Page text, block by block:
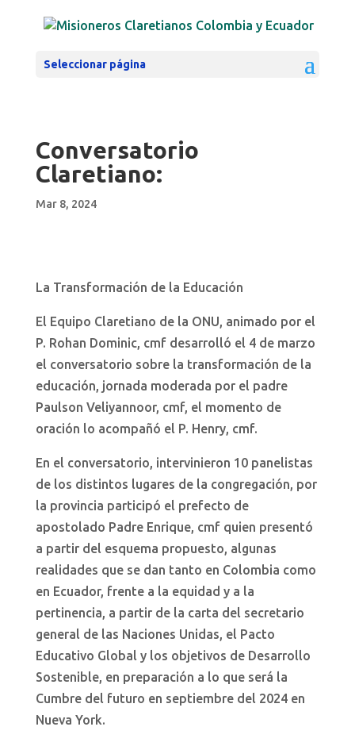
Seleccionar página
Conversatorio
Claretiano:
Mar 8, 2024
La Transformación de la Educación
El Equipo Claretiano de la ONU, animado por el
P. Rohan Dominic, cmf desarrolló el 4 de marzo
el conversatorio sobre la transformación de la
educación, jornada moderada por el padre
Paulson Veliyannoor, cmf, el momento de
oración lo acompañó el P. Henry, cmf.
En el conversatorio, intervinieron 10 panelistas
de los distintos lugares de la congregación, por
la provincia participó el prefecto de
apostolado Padre Enrique, cmf quien presentó
a partir del esquema propuesto, algunas
realidades que se dan tanto en Colombia como
en Ecuador, frente a la equidad y a la
pertinencia, a partir de la carta del secretario
general de las Naciones Unidas, el Pacto
Educativo Global y los objetivos de Desarrollo
Sostenible, en preparación a lo que será la
Cumbre del futuro en septiembre del 2024 en
Nueva York.